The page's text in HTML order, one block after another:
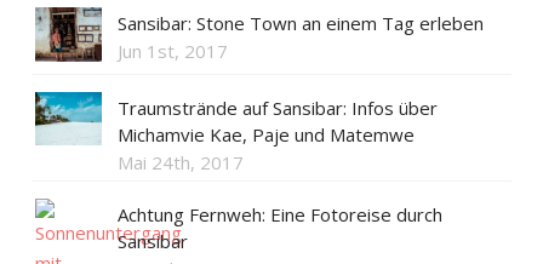
Sansibar: Stone Town an einem Tag erleben
Jun 1st, 2017
Traumstrände auf Sansibar: Infos über
Michamvie Kae, Paje und Matemwe
Mai 24th, 2017
Achtung Fernweh: Eine Fotoreise durch
Sansibar